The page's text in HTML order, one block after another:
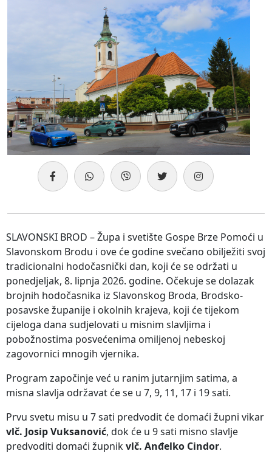
SLAVONSKI BROD – Župa i svetište Gospe Brze Pomoći u
Slavonskom Brodu i ove će godine svečano obilježiti svoj
tradicionalni hodočasnički dan, koji će se održati u
ponedjeljak, 8. lipnja 2026. godine. Očekuje se dolazak
brojnih hodočasnika iz Slavonskog Broda, Brodsko-
posavske županije i okolnih krajeva, koji će tijekom
cijeloga dana sudjelovati u misnim slavljima i
pobožnostima posvećenima omiljenoj nebeskoj
zagovornici mnogih vjernika.
Program započinje već u ranim jutarnjim satima, a
misna slavlja održavat će se u 7, 9, 11, 17 i 19 sati.
Prvu svetu misu u 7 sati predvodit će domaći župni vikar
vlč. Josip Vuksanović, dok će u 9 sati misno slavlje
predvoditi domaći župnikvlč. Anđelko Cindor.